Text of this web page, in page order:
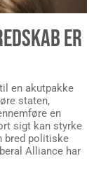
ER
en akutpakke
staten,
en
sigt kan styrke
bred politiske
Alliance har